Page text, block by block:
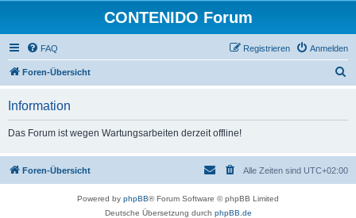
CONTENIDO Forum
FAQ Anmelden
Registrieren
Foren-Übersicht
Information
Das Forum ist wegen Wartungsarbeiten derzeit offline!
Foren-Übersicht Alle Zeiten sind UTC+02:00
Powered by phpBB® Forum Software © phpBB Limited
Deutsche Übersetzung durch phpBB.de